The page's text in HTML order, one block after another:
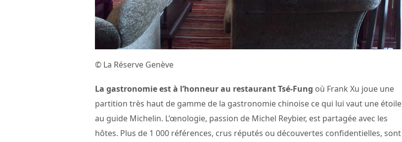
© La Réserve Genève
La gastronomie est à l’honneur au restaurant Tsé-Fung où Frank Xu joue une
partition très haut de gamme de la gastronomie chinoise ce qui lui vaut une étoile
au guide Michelin. L’œnologie, passion de Michel Reybier, est partagée avec les
hôtes. Plus de 1 000 références, crus réputés ou découvertes confidentielles, sont